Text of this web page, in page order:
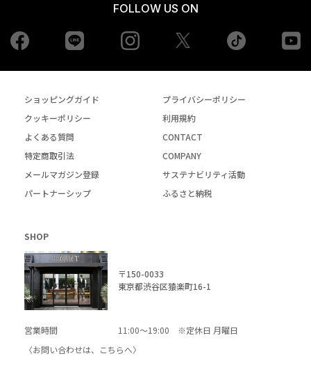
FOLLOW US ON
Facebook Instagram tiktok
ショッピングガイド
プライバシーポリシー
クッキーポリシー
利用規約
よくある質問
CONTACT
特定商取引法
COMPANY
メールマガジン登録
サステナビリティ活動
パートナーシップ
ふるさと納税
SHOP
〒150-0033
東京都渋谷区猿楽町16-1
営業時間
11:00～19:00 ※定休日 月曜日
〈お問い合わせは、
こちらへ〉